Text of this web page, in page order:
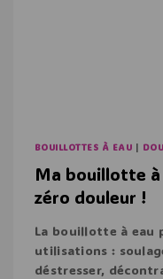
BOUILLOTTES À EAU |
Ma bouillotte
zéro douleur !
La bouillotte à eau
utilisations :
déstresser,